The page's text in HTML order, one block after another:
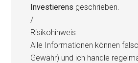
Investierens geschrieben.
/
Risikohinweis
Alle Informationen können
Gewähr) und ich handle